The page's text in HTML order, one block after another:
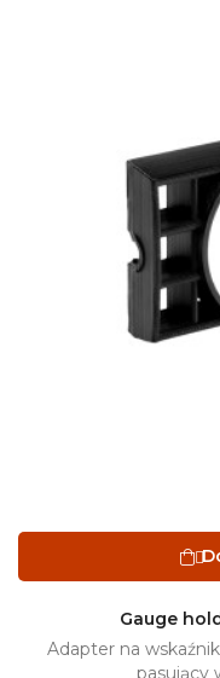

Gauge
Adapter na
pasujący